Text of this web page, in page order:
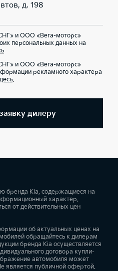
д. 198
и ООО «Вега-моторс»
персональных данных на
и ООО «Вега-моторс»
рекламного характера
.
дилеру
бренда Kia, содержащиеся на
характер.
от действительных цен
об актуальных ценах на
обращайтесь к дилерам
бренда Kia осуществляется
договора купли-
автомобиля может
является публичной офертой.